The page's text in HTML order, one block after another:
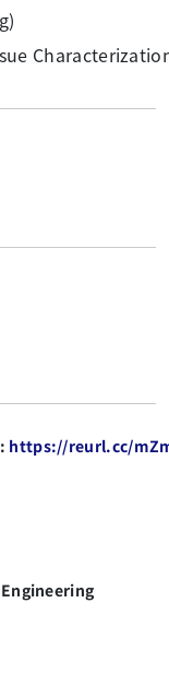
https://reurl.cc/